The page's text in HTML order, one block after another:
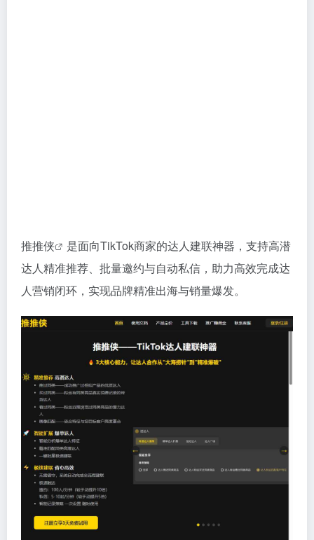
推推侠
是面向TikTok商家的达人建联神器，支持高潜
达人精准推荐、批量邀约与自动私信，助力高效完成达
人营销闭环，实现品牌精准出海与销量爆发。